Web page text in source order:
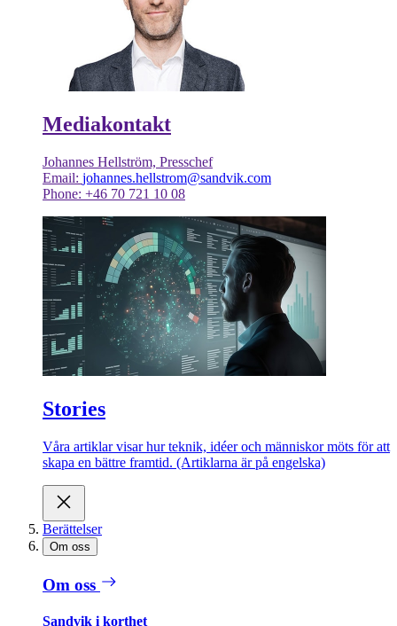
Mediakontakt
Johannes Hellström, Presschef
Email: johannes.hellstrom@sandvik.com
Phone: +46 70 721 10 08
Stories
Våra artiklar visar hur teknik, idéer och människor möts för att
skapa en bättre framtid. (Artiklarna är på engelska)
Berättelser
Om oss
Om oss
Sandvik i korthet